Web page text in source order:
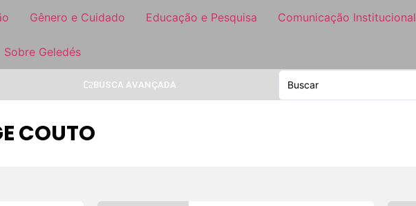
Gênero e Cuidado Educação e Pesquisa Comunicação Institucional
Sobre Geledés
BUSCA AVANÇADA
COUTO